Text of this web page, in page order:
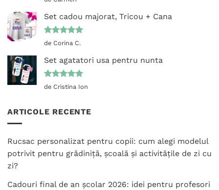
Set cadou majorat, Tricou + Cana
Evaluat la
de Corina C.
Set agatatori usa pentru nunta
Evaluat la
de Cristina Ion
ARTICOLE RECENTE
Rucsac personalizat pentru copii: cum alegi modelul
potrivit pentru grădiniță, școală și activitățile de zi cu
zi?
Cadouri final de an școlar 2026: idei pentru profesori